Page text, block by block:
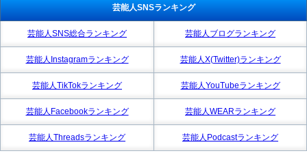
芸能人SNSランキング
芸能人SNS総合ランキング 芸能人ブログランキング
芸能人Instagramランキング 芸能人X(Twitter)ランキング
芸能人TikTokランキング 芸能人YouTubeランキング
芸能人Facebookランキング 芸能人WEARランキング
芸能人Threadsランキング 芸能人Podcastランキング